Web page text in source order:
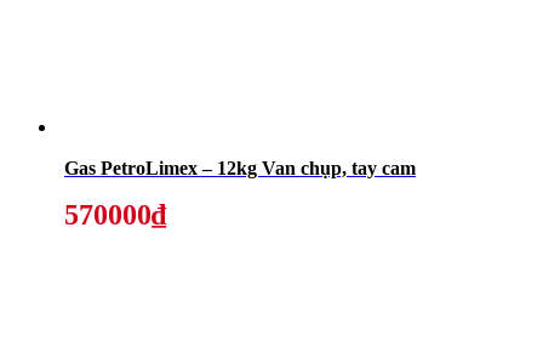
Gas PetroLimex – 12kg Van chụp, tay cam
570000₫